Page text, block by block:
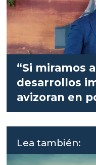
“Si miramos
desarrollos
avizoran en
Lea también: